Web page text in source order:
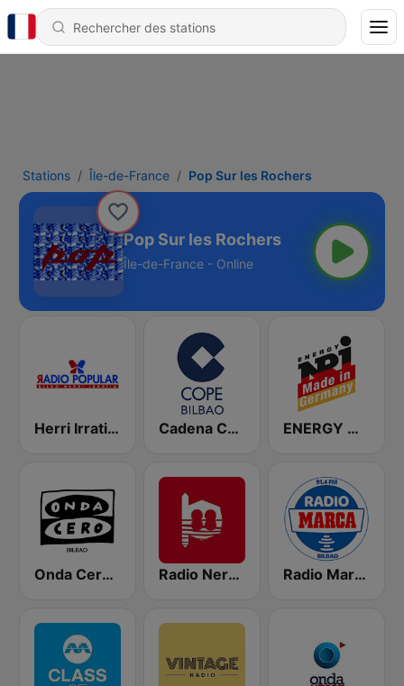
Stations Île-de-France Pop Sur les Rochers
Pop Sur les Rochers
Île-de-France - Online
Herri Irratia - Radio Popular Cadena COPE Bilbao ENERGY Made in Germany
Onda Cero Bilbao Radio Nervion Radio Marca Bilbao